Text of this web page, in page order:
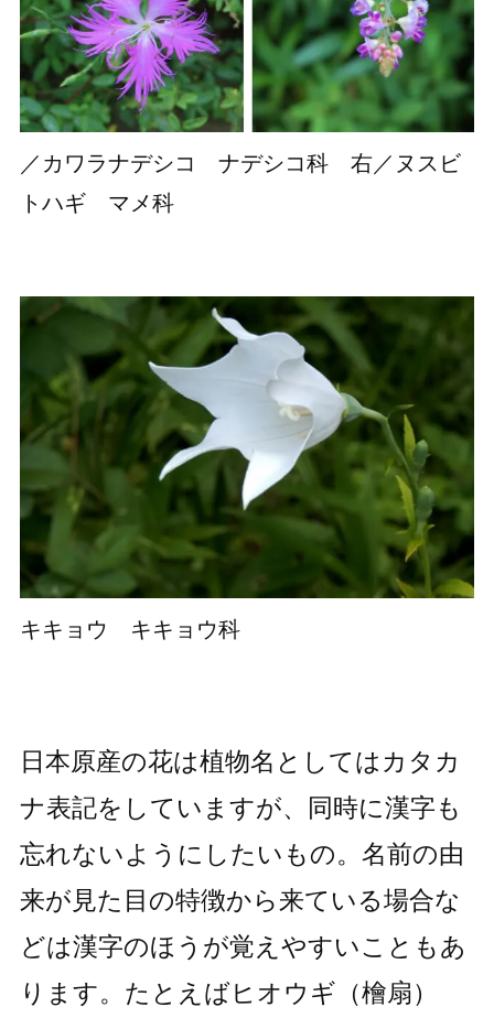
／カワラナデシコ ナデシコ科 右／ヌスビ
トハギ マメ科
キキョウ キキョウ科
日本原産の花は植物名としてはカタカ
ナ表記をしていますが、同時に漢字も
忘れないようにしたいもの。名前の由
来が見た目の特徴から来ている場合な
どは漢字のほうが覚えやすいこともあ
ります。たとえばヒオウギ（檜扇）